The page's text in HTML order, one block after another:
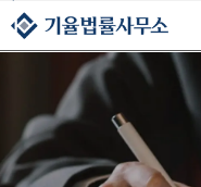
콘텐츠로
건너뛰기